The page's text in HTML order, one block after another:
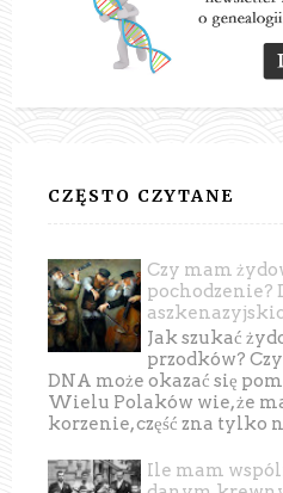
CZĘSTO CZYTANE
Czy mam
pochodzenie?
Jak szukać
przodków?
DNA może okazać się
Wielu Polaków wie, że
korzenie, część zna tylko
Ile mam